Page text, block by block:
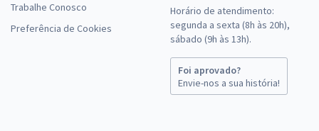
Trabalhe Conosco
Preferência de Cookies
Horário de atendimento:
segunda a sexta (8h às 20h),
sábado (9h às 13h).
Foi aprovado?
Envie-nos a sua história!